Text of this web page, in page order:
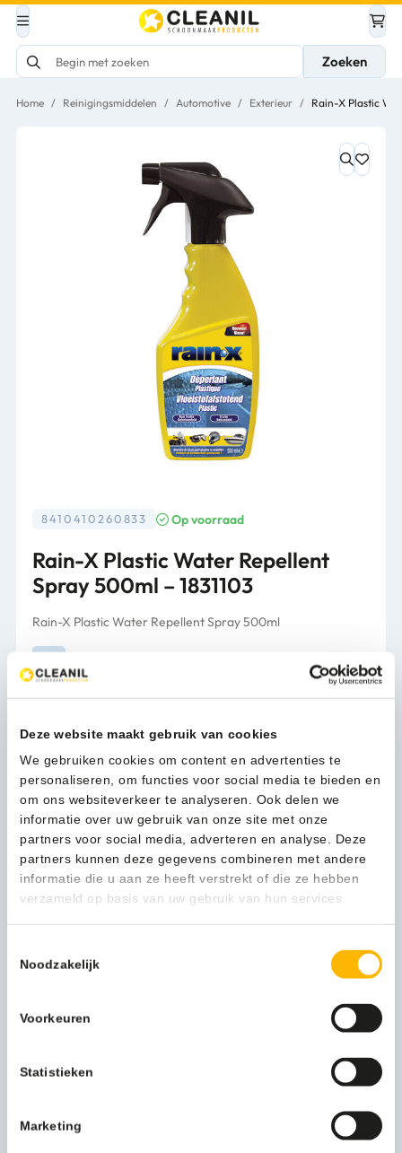
Deze website maakt gebruik van cookies
We gebruiken cookies om content en advertenties te
personaliseren, om functies voor social media te bieden en
om ons websiteverkeer te analyseren. Ook delen we
informatie over uw gebruik van onze site met onze
partners voor social media, adverteren en analyse. Deze
partners kunnen deze gegevens combineren met andere
informatie die u aan ze heeft verstrekt of die ze hebben
verzameld op basis van uw gebruik van hun services.
Noodzakelijk
Voorkeuren
Statistieken
Marketing
Zoeken
Home / Reinigingsmiddelen / Automotive / Exterieur / Rain-X Plastic
8410410260833 Op voorraad
Rain-X Plastic Water Repellent
Spray 500ml – 1831103
Rain-X Plastic Water Repellent Spray 500ml
Rain-
X
Plastic
Water
Repellent
Spray
500ml
-
1831103
1-3 werkdagen
Kan ik u helpen?
Neem contact op
Vormt een waterafstotend laagje op verschillende plastic
oppervlakken. Dit product transformeert water in
motorhelmvizieren en veiligheidsbrillen.